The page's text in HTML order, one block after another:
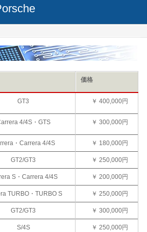
価格
GT3 ￥ 400,000円
4/4S・GTS ￥ 300,000円
・Carrera 4/4S ￥ 180,000円
GT2/GT3 ￥ 250,000円
S・Carrera 4/4S ￥ 200,000円
TURBO・TURBO S ￥ 250,000円
GT2/GT3 ￥ 300,000円
S/4S ￥ 250,000円